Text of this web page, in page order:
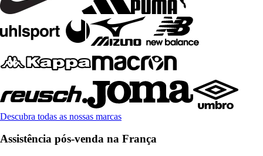
Descubra todas as nossas marcas
Assistência pós-venda na França